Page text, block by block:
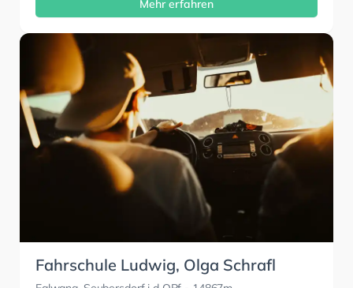
Mehr erfahren
Fahrschule Ludwig, Olga Schrafl